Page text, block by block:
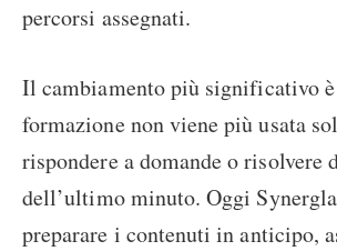
percorsi assegnati.
Il cambiamento più significativo
formazione non viene più usata
rispondere a domande o risolvere
dell’ultimo minuto. Oggi
preparare i contenuti in anticipo,